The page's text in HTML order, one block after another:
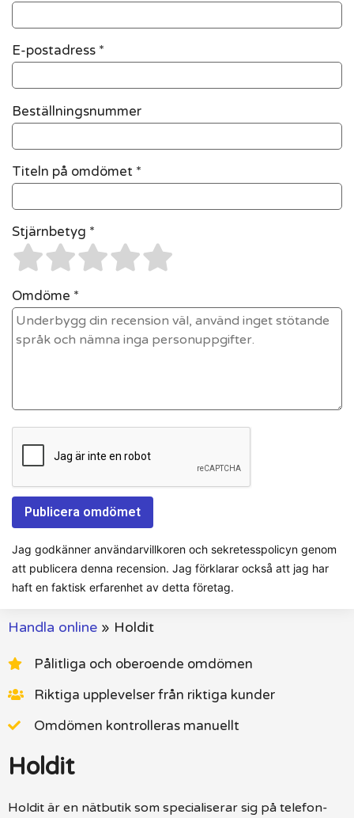
E-postadress *
Beställningsnummer
Titeln på omdömet *
Stjärnbetyg *
Omdöme *
Jag godkänner användarvillkoren och sekretesspolicyn genom
att publicera denna recension. Jag förklarar också att jag har
haft en faktisk erfarenhet av detta företag.
Handla online » Holdit
Pålitliga och oberoende omdömen
Riktiga upplevelser från riktiga kunder
Omdömen kontrolleras manuellt
Holdit
Holdit är en nätbutik som specialiserar sig på telefon-